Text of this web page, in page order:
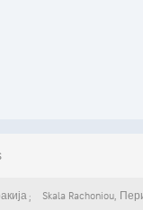
Skala Rachoniou,